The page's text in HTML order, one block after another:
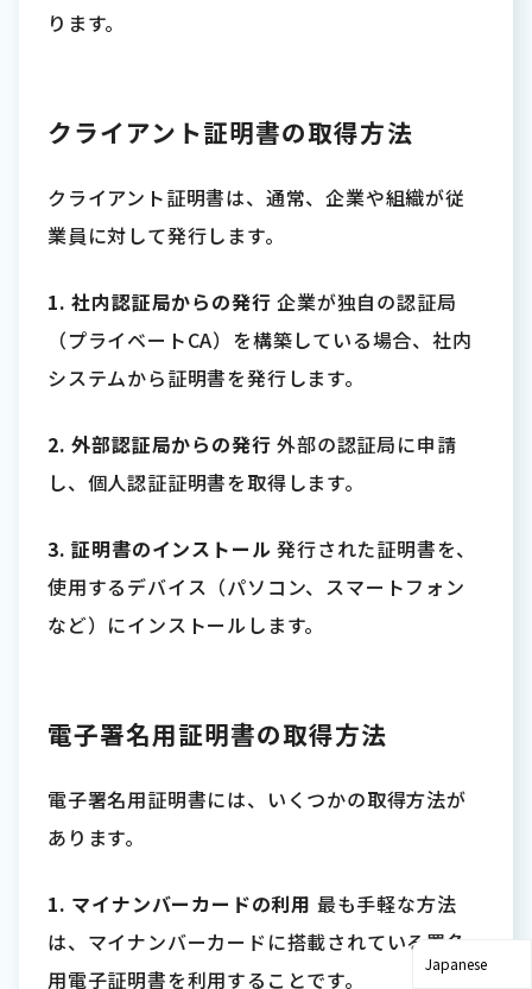
ります。
クライアント証明書の取得方法
クライアント証明書は、通常、企業や組織が従
業員に対して発行します。
1. 社内認証局からの発行 企業が独自の認証局
（プライベートCA）を構築している場合、社内
システムから証明書を発行します。
2. 外部認証局からの発行 外部の認証局に申請
し、個人認証証明書を取得します。
3. 証明書のインストール 発行された証明書を、
使用するデバイス（パソコン、スマートフォン
など）にインストールします。
電子署名用証明書の取得方法
電子署名用証明書には、いくつかの取得方法が
あります。
1. マイナンバーカードの利用 最も手軽な方法
は、マイナンバーカードに搭載されている署名
用電子証明書を利用することです。